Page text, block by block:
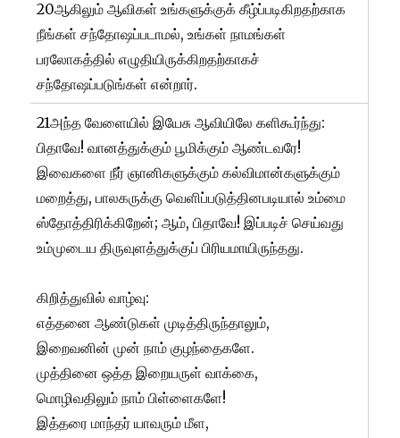
20ஆகிலும் ஆவிகள் உங்களுக்குக் கீழ்ப்படிகிறதற்காக
நீங்கள் சந்தோஷப்படாமல், உங்கள் நாமங்கள்
பரலோகத்தில் எழுதியிருக்கிறதற்காகச்
சந்தோஷப்படுங்கள் என்றார்.
21அந்த வேளையில் இயேசு ஆவியிலே களிகூர்ந்து:
பிதாவே! வானத்துக்கும் பூமிக்கும் ஆண்டவரே!
இவைகளை நீர் ஞானிகளுக்கும் கல்விமான்களுக்கும்
மறைத்து, பாலகருக்கு வெளிப்படுத்தினபடியால் உம்மை
ஸ்தோத்திரிக்கிறேன்; ஆம், பிதாவே! இப்படிச் செய்வது
உம்முடைய திருவுளத்துக்குப் பிரியமாயிருந்தது.
கிறித்துவில் வாழ்வு:
எத்தனை ஆண்டுகள் முடித்திருந்தாலும்,
இறைவனின் முன் நாம் குழந்தைகளே.
முத்தினை ஒத்த இறையருள் வாக்கை,
மொழிவதிலும் நாம் பிள்ளைகளே!
இத்தரை மாந்தர் யாவரும் மீள,